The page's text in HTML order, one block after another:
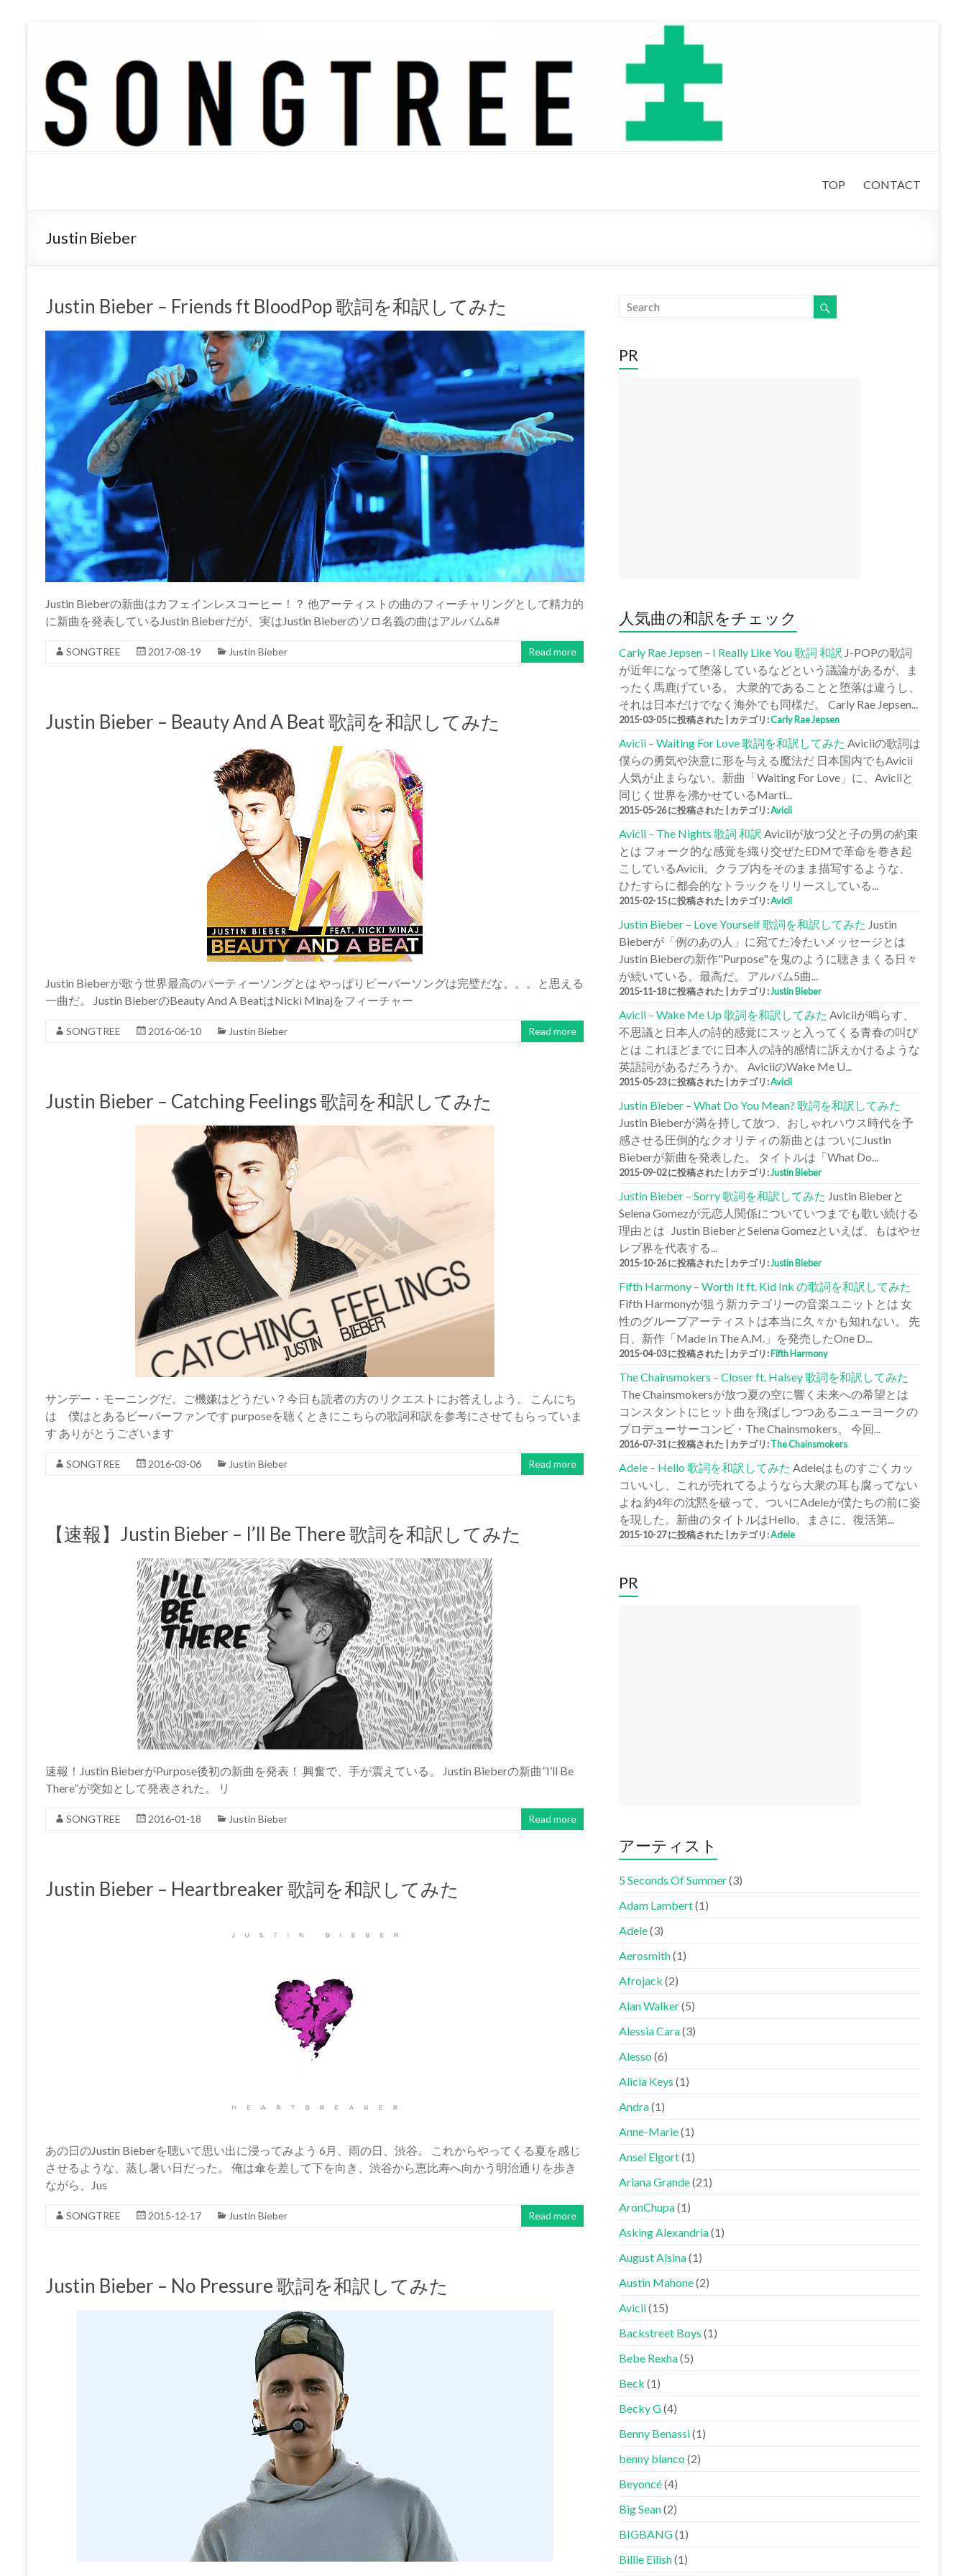
TOP CONTACT
Justin Bieber
Justin Bieber – Friends ft BloodPop 歌詞を和訳してみた
Justin Bieberの新曲はカフェインレスコーヒー！？ 他アーティストの曲のフィーチャリングとして精力的
に新曲を発表しているJustin Bieberだが、実はJustin Bieberのソロ名義の曲はアルバム&#
SONGTREE 2017-08-19 Justin Bieber Read more
Justin Bieber – Beauty And A Beat 歌詞を和訳してみた
Justin Bieberが歌う世界最高のパーティーソングとは やっぱりビーバーソングは完璧だな。。。と思える
一曲だ。 Justin BieberのBeauty And A BeatはNicki Minajをフィーチャー
SONGTREE 2016-06-10 Justin Bieber Read more
Justin Bieber – Catching Feelings 歌詞を和訳してみた
サンデー・モーニングだ。ご機嫌はどうだい？今日も読者の方のリクエストにお答えしよう。 こんにち
は 僕はとあるビーバーファンです purposeを聴くときにこちらの歌詞和訳を参考にさせてもらっていま
す ありがとうございます
SONGTREE 2016-03-06 Justin Bieber Read more
【速報】Justin Bieber – I’ll Be There 歌詞を和訳してみた
速報！Justin BieberがPurpose後初の新曲を発表！ 興奮で、手が震えている。 Justin Bieberの新曲”I’ll Be
There”が突如として発表された。 リ
SONGTREE 2016-01-18 Justin Bieber Read more
Justin Bieber – Heartbreaker 歌詞を和訳してみた
あの日のJustin Bieberを聴いて思い出に浸ってみよう 6月、雨の日、渋谷。 これからやってくる夏を感じ
させるような、蒸し暑い日だった。 俺は傘を差して下を向き、渋谷から恵比寿へ向かう明治通りを歩き
ながら、Jus
SONGTREE 2015-12-17 Justin Bieber Read more
Justin Bieber – No Pressure 歌詞を和訳してみた
PR
人気曲の和訳をチェック
Carly Rae Jepsen – I Really Like You 歌詞 和訳 J-POPの歌詞
が近年になって堕落しているなどという議論があるが、ま
ったく馬鹿げている。 大衆的であることと堕落は違うし、
それは日本だけでなく海外でも同様だ。 Carly Rae Jepsen...
2015-03-05 に投稿された カテゴリ:Carly Rae Jepsen
Avicii – Waiting For Love 歌詞を和訳してみた Aviciiの歌詞は
僕らの勇気や決意に形を与える魔法だ 日本国内でもAvicii
人気が止まらない。新曲「Waiting For Love」に、Aviciiと
同じく世界を沸かせているMarti...
2015-05-26 に投稿された カテゴリ:Avicii
Avicii – The Nights 歌詞 和訳 Aviciiが放つ父と子の男の約束
とは フォーク的な感覚を織り交ぜたEDMで革命を巻き起
こしているAvicii。クラブ内をそのまま描写するような、
ひたすらに都会的なトラックをリリースしている...
2015-02-15 に投稿された カテゴリ:Avicii
Justin Bieber – Love Yourself 歌詞を和訳してみた Justin
Bieberが「例のあの人」に宛てた冷たいメッセージとは
Justin Bieberの新作"Purpose"を鬼のように聴きまくる日々
が続いている。最高だ。 アルバム5曲...
2015-11-18 に投稿された カテゴリ:Justin Bieber
Avicii – Wake Me Up 歌詞を和訳してみた Aviciiが鳴らす、
不思議と日本人の詩的感覚にスッと入ってくる青春の叫び
とは これほどまでに日本人の詩的感情に訴えかけるような
英語詞があるだろうか。 AviciiのWake Me U...
2015-05-23 に投稿された カテゴリ:Avicii
Justin Bieber – What Do You Mean? 歌詞を和訳してみた
Justin Bieberが満を持して放つ、おしゃれハウス時代を予
感させる圧倒的なクオリティの新曲とは ついにJustin
Bieberが新曲を発表した。 タイトルは「What Do...
2015-09-02 に投稿された カテゴリ:Justin Bieber
Justin Bieber – Sorry 歌詞を和訳してみた Justin Bieberと
Selena Gomezが元恋人関係についていつまでも歌い続ける
理由とは Justin BieberとSelena Gomezといえば、もはやセ
レブ界を代表する...
2015-10-26 に投稿された カテゴリ:Justin Bieber
Fifth Harmony – Worth It ft. Kid Ink の歌詞を和訳してみた
Fifth Harmonyが狙う新カテゴリーの音楽ユニットとは 女
性のグループアーティストは本当に久々かも知れない。 先
日、新作「Made In The A.M.」を発売したOne D...
2015-04-03 に投稿された カテゴリ:Fifth Harmony
The Chainsmokers – Closer ft. Halsey 歌詞を和訳してみた
The Chainsmokersが放つ夏の空に響く未来への希望とは
コンスタントにヒット曲を飛ばしつつあるニューヨークの
プロデューサーコンビ・The Chainsmokers。 今回...
2016-07-31 に投稿された カテゴリ:The Chainsmokers
Adele – Hello 歌詞を和訳してみた Adeleはものすごくカッ
コいいし、これが売れてるようなら大衆の耳も腐ってない
よね 約4年の沈黙を破って、ついにAdeleが僕たちの前に姿
を現した。新曲のタイトルはHello。まさに、復活第...
2015-10-27 に投稿された カテゴリ:Adele
PR
アーティスト
5 Seconds Of Summer(3)
Adam Lambert(1)
Adele(3)
Aerosmith(1)
Afrojack (2)
Alan Walker(5)
Alessia Cara(3)
Alesso(6)
Alicia Keys (1)
Andra(1)
Anne-Marie(1)
Ansel Elgort(1)
Ariana Grande(21)
AronChupa(1)
Asking Alexandria(1)
August Alsina(1)
Austin Mahone(2)
Avicii(15)
Backstreet Boys (1)
Bebe Rexha(5)
Beck (1)
Becky G(4)
Benny Benassi(1)
benny blanco(2)
Beyoncé(4)
Big Sean(2)
BIGBANG(1)
Billie Eilish(1)